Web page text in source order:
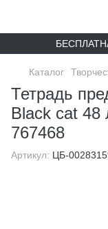
Каталог
Тетрадь
Black cat 48
767468
Артикул: ЦБ-